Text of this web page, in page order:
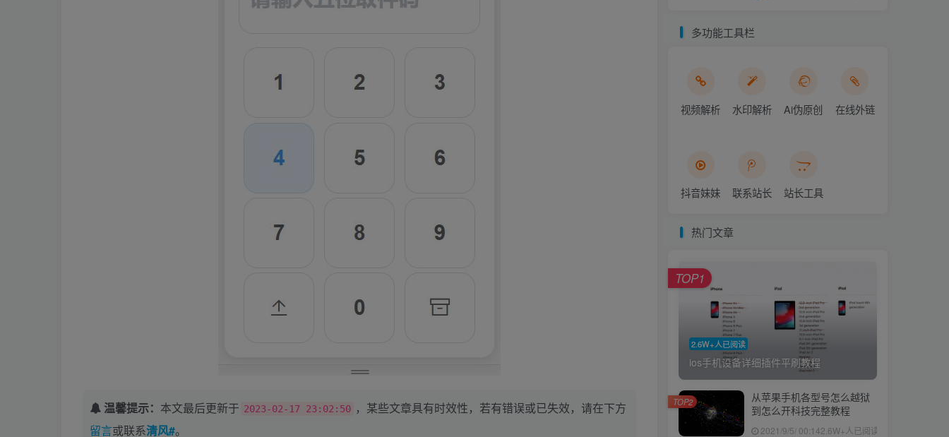
温馨提示： 本文最后更新于 2023-02-17 23:02:50 ，某些文章具有时效性，若有错误或已失效，请在下方
留言或联系清风#。
多功能工具栏
视频解析 水印解析 Ai伪原创 在线外链
抖音妹妹 联系站长 站长工具
热门文章
2.6W+人已阅读
ios手机设备详细插件平刷教程
TOP1
从苹果手机各型号怎么越狱
到怎么开科技完整教程
2021/9/5/ 00:142.6W+人已阅读
TOP2